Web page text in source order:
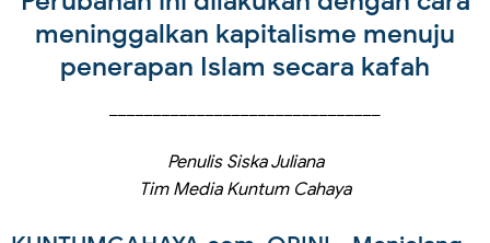
meninggalkan kapitalisme menuju
penerapan Islam secara kafah
Penulis Siska Juliana
Tim Media Kuntum Cahaya